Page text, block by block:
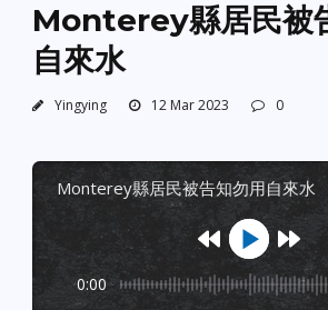
Monterey縣居民被
自來水
Yingying 12 Mar 2023 0
monterey縣居民被告知勿用自來水
0:00